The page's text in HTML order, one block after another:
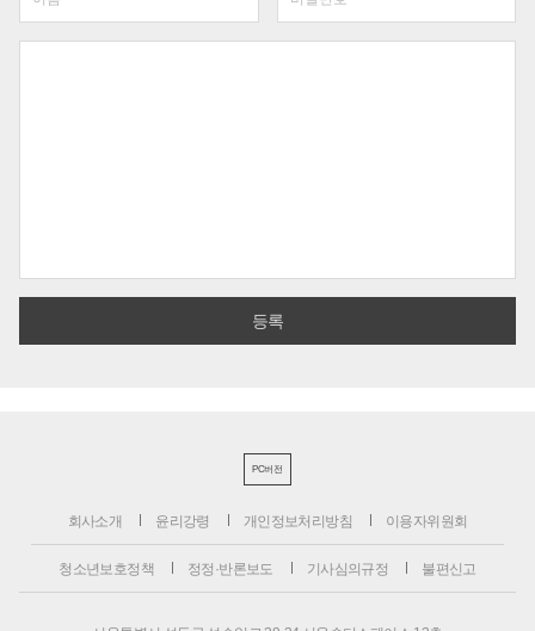
PC버전
회사소개 윤리강령 개인정보처리방침 이용자위원회
청소년보호정책 정정·반론보도 기사심의규정 불편신고